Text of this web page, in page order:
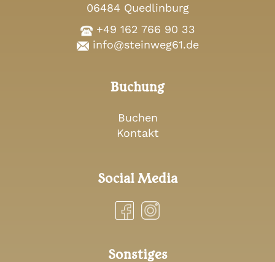
06484 Quedlinburg
+49 162 766 90 33
info@steinweg61.de
Buchung
Buchen
Kontakt
Social Media
Sonstiges